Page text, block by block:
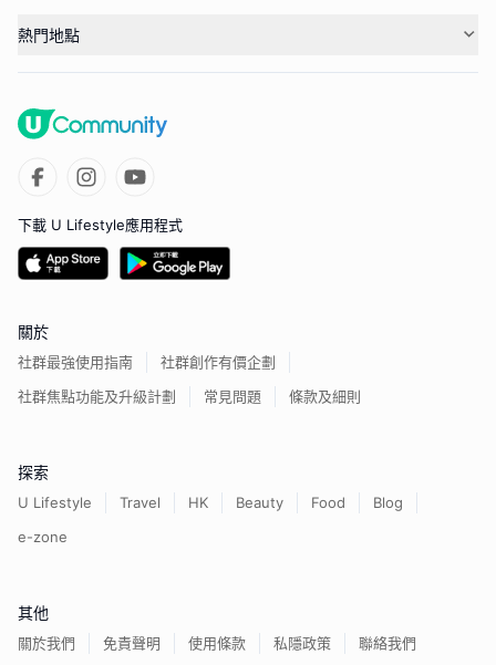
熱門地點
下載 U Lifestyle應用程式
關於
社群最強使用指南
社群創作有價企劃
社群焦點功能及升級計劃
常見問題 條款及細則
探索
U Lifestyle Travel HK Beauty Food
Blog
e-zone
其他
關於我們 免責聲明 使用條款 私隱政策 聯絡我們